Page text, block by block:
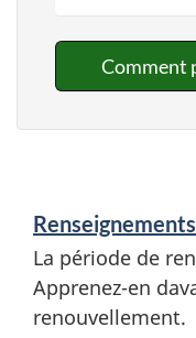
Comment
La période de
Apprenez-en
renouvellement.